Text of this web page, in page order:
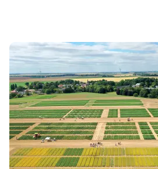
Conduite de la pomme de
synthèse des essais 2025
campagne 2026
Retrouvez les résultats des essais
en 2025 sur pomme de terre et les...
20 FÉVR. 2026